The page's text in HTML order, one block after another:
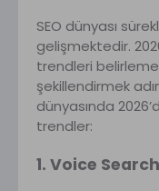
SEO dünyası
gelişmektedir.
trendleri
şekillendirmek
dünyasında
trendler:
1. Voice